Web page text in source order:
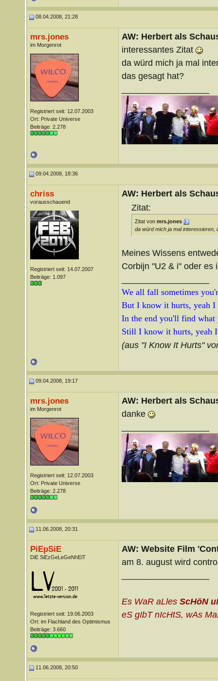
08.04.2008, 21:28
mrs.jones
im Morgenrot
Registriert seit: 12.07.2003
Ort: Private Universe
Beiträge: 2.278
AW: Herbert als
interessantes Zitat
da würd mich ja mal
das gesagt hat?
09.04.2008, 18:36
chriss
vorausschauend
Registriert seit: 14.07.2007
Beiträge: 1.097
AW: Herbert als
Zitat:
Zitat von mrs.jones
da würd mich ja mal interessieren,
Meines Wissens
Corbijn "U2 & i" oder es
We all fall sometimes
But I know it hurts, yeah
In the end you'll find what
Still I know it hurts, yeah
(aus "I Know It Hurts"
09.04.2008, 19:17
mrs.jones
im Morgenrot
Registriert seit: 12.07.2003
Ort: Private Universe
Beiträge: 2.278
AW: Herbert als
danke
11.06.2008, 20:31
PiEpSiE
DiE SiEzGeLeGeNhEiT
Registriert seit: 19.06.2003
Ort: im Flachland des Optimismus
Beiträge: 3.660
AW: Website Film
am 8. august wird
Es WaR aLles ScHöN
eS gIbT nIcHtS, wAs
11.06.2008, 20:50